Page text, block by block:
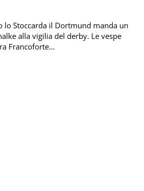
lo Stoccarda il Dortmund manda un
alla vigilia del derby. Le vespe
Francoforte...